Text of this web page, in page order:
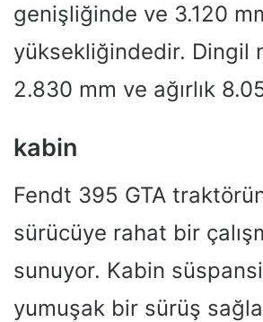
genişliğinde ve 3.120
yüksekliğindedir. Dingil
2.830 mm ve ağırlık
kabin
Fendt 395 GTA
sürücüye rahat bir
sunuyor. Kabin
yumuşak bir sürüş